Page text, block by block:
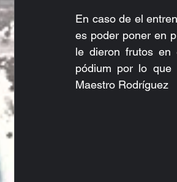
En caso de el
es poder poner en
le dieron frutos en
pódium por lo que
Maestro Rodríguez